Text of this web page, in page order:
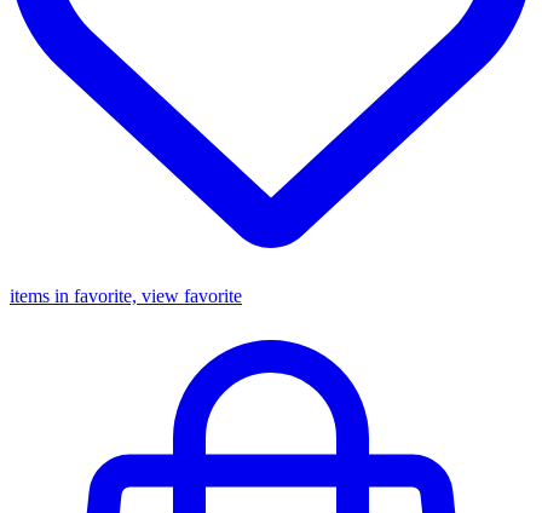
items in favorite, view favorite